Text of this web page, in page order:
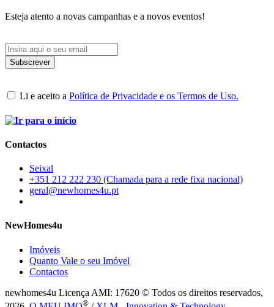
Esteja atento a novas campanhas e a novos eventos!
Li e aceito a Política de Privacidade e os Termos de Uso.
Contactos
Seixal
+351 212 222 230 (Chamada para a rede fixa nacional)
geral@newhomes4u.pt
NewHomes4u
Imóveis
Quanto Vale o seu Imóvel
Contactos
newhomes4u Licença AMI: 17620 © Todos os direitos reservados,
®